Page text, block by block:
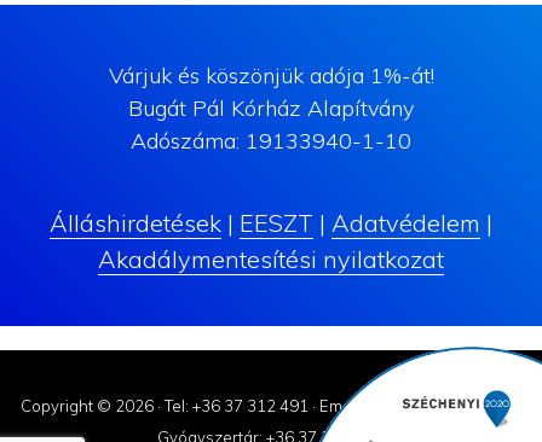
Várjuk és köszönjük adója 1%-át!
Bugát Pál Kórház Alapítvány
Adószáma: 19133940-1-10
Álláshirdetések | EESZT | Adatvédelem |
Akadálymentesítési nyilatkozat
Copyright © 2026 ·Tel: +36 37 312 491 · Email: korhaz@bugatpal.hu
Gyógyszertár: +36 37 310-182